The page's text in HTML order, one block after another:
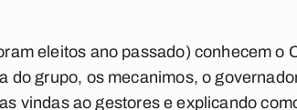
eleitos ano passado) conhecem o
do grupo, os mecanimos, o
vindas ao gestores e explicando